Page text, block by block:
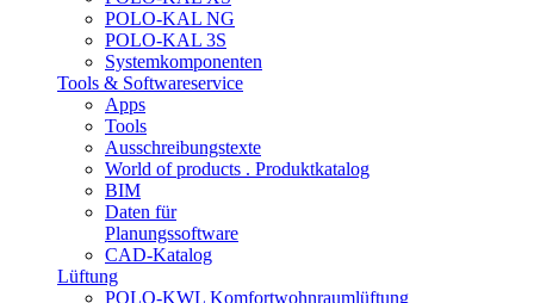
POLO-KAL NG
POLO-KAL 3S
Systemkomponenten
Tools & Softwareservice
Apps
Tools
Ausschreibungstexte
World of products . Produktkatalog
BIM
Daten für
Planungssoftware
CAD-Katalog
Lüftung
POLO-KWL Komfortwohnraumlüftung